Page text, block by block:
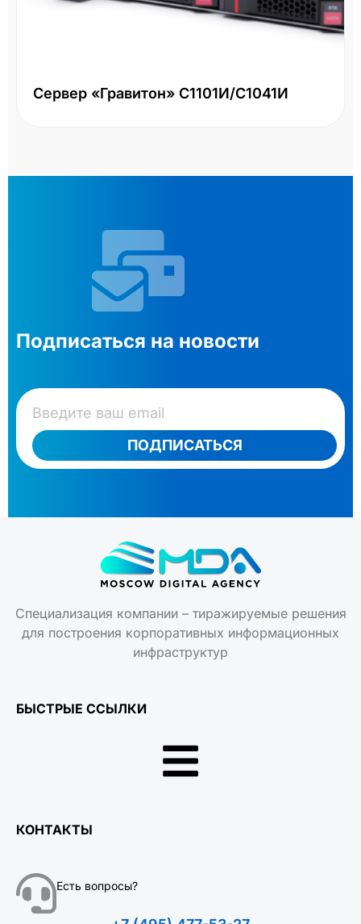
Сервер «Гравитон» С1101И/С1041И
Подписаться на новости
ПОДПИСАТЬСЯ
Специализация компании – тиражируемые решения
для построения корпоративных информационных
инфраструктур
БЫСТРЫЕ ССЫЛКИ
КОНТАКТЫ
Есть вопросы?